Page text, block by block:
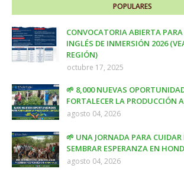
POPULARES
CONVOCATORIA ABIERTA
INGLÉS DE INMERSIÓN 2026
REGIÓN)
octubre 17, 2025
🌱 8,000 NUEVAS
FORTALECER LA PRODUCCIÓN
agosto 04, 2026
🌱 UNA JORNADA PARA CUIDAR
SEMBRAR ESPERANZA EN
agosto 04, 2026